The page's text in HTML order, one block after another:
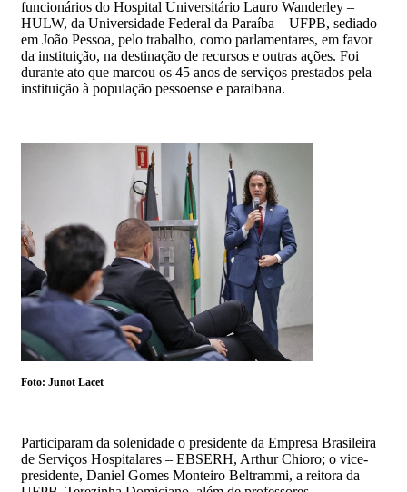
funcionários do Hospital Universitário Lauro Wanderley –
HULW, da Universidade Federal da Paraíba – UFPB, sediado
em João Pessoa, pelo trabalho, como parlamentares, em favor
da instituição, na destinação de recursos e outras ações. Foi
durante ato que marcou os 45 anos de serviços prestados pela
instituição à população pessoense e paraibana.
Foto: Junot Lacet
Participaram da solenidade o presidente da Empresa Brasileira
de Serviços Hospitalares – EBSERH, Arthur Chioro; o vice-
presidente, Daniel Gomes Monteiro Beltrammi, a reitora da